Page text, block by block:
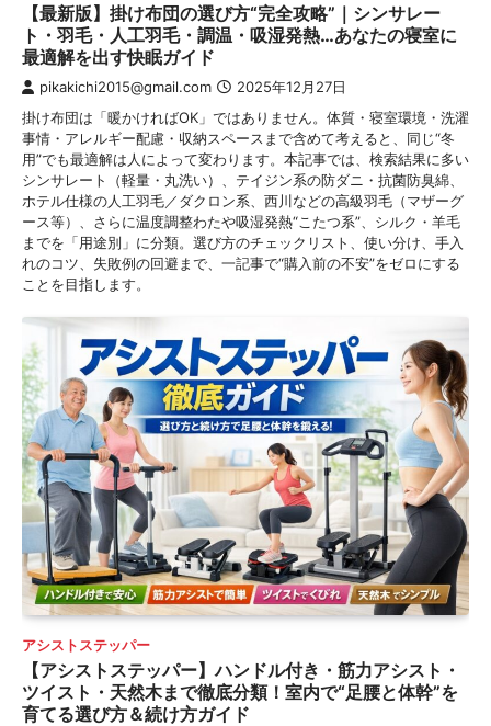
【最新版】掛け布団の選び方“完全攻略”｜シンサレー
ト・羽毛・人工羽毛・調温・吸湿発熱…あなたの寝室に
最適解を出す快眠ガイド
pikakichi2015@gmail.com 2025年12月27日
掛け布団は「暖かければOK」ではありません。体質・寝室環境・洗濯
事情・アレルギー配慮・収納スペースまで含めて考えると、同じ“冬
用”でも最適解は人によって変わります。本記事では、検索結果に多い
シンサレート（軽量・丸洗い）、テイジン系の防ダニ・抗菌防臭綿、
ホテル仕様の人工羽毛／ダクロン系、西川などの高級羽毛（マザーグ
ース等）、さらに温度調整わたや吸湿発熱“こたつ系”、シルク・羊毛
までを「用途別」に分類。選び方のチェックリスト、使い分け、手入
れのコツ、失敗例の回避まで、一記事で“購入前の不安”をゼロにする
ことを目指します。
アシストステッパー
【アシストステッパー】ハンドル付き・筋力アシスト・
ツイスト・天然木まで徹底分類！室内で“足腰と体幹”を
育てる選び方＆続け方ガイド